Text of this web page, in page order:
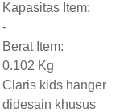
Kapasitas Item:
-
Berat Item:
0.102 Kg
Claris kids hanger
didesain khusus